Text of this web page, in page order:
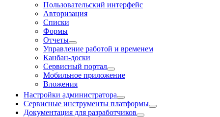
Пользовательский интерфейс
Авторизация
Списки
Формы
Отчеты
Управление работой и временем
Канбан-доски
Сервисный портал
Мобильное приложение
Вложения
Настройки администратора
Сервисные инструменты платформы
Документация для разработчиков